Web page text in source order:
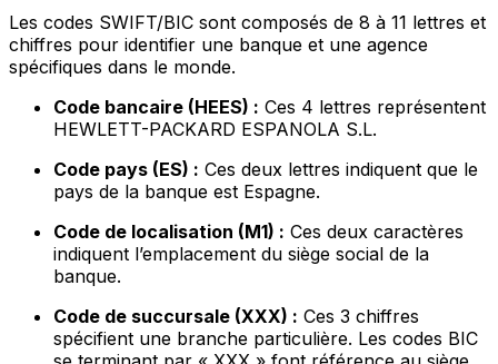
Les codes SWIFT/BIC sont composés de 8 à 11 lettres et
chiffres pour identifier une banque et une agence
spécifiques dans le monde.
Code bancaire (HEES) : Ces 4 lettres représentent
HEWLETT-PACKARD ESPANOLA S.L.
Code pays (ES) : Ces deux lettres indiquent que le
pays de la banque est Espagne.
Code de localisation (M1) : Ces deux caractères
indiquent l’emplacement du siège social de la
banque.
Code de succursale (XXX) : Ces 3 chiffres
spécifient une branche particulière. Les codes BIC